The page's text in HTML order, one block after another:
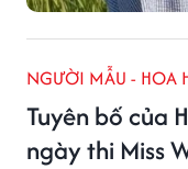
NGƯỜI MẪU - HOA
Tuyên bố của
ngày thi Miss